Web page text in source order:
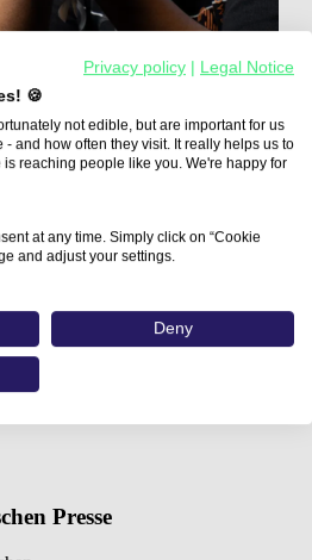
entwickeln…
Strategien
Presse
Privacy policy
Legal Notice
🍪
not edible, but are important for us
and how often they visit. It really helps us to
reaching people like you. We're happy for
at any time. Simply click on “Cookie
and adjust your settings.
Deny